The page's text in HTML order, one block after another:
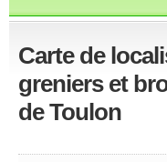
Carte de
greniers et
de Toulon